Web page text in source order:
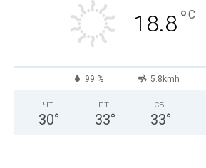
18.8°C
99 % 5.8kmh
ЧТ
30°
ПТ
33°
СБ
33°